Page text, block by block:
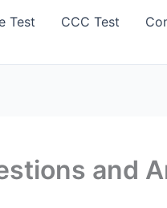
Test CCC Test
and